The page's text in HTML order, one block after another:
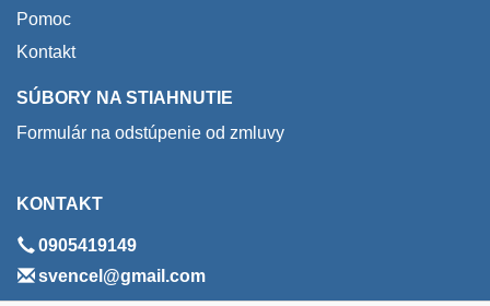
Pomoc
Kontakt
SÚBORY NA STIAHNUTIE
Formulár na odstúpenie od zmluvy
KONTAKT
0905419149
svencel@gmail.com